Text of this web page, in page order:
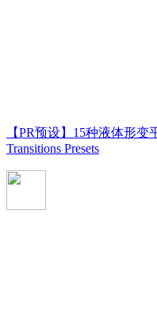
【PR预设】15种液体形
Transitions Presets